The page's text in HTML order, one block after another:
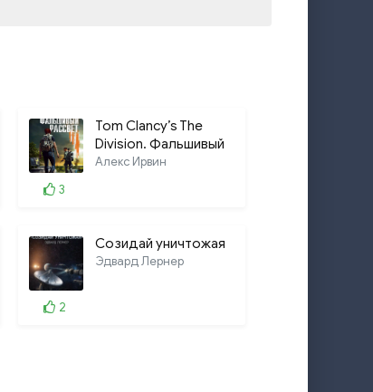
Tom Clancy’s The
Division. Фальшивый
рассвет
Алекс Ирвин
3
Созидай уничтожая
Эдвард Лернер
2